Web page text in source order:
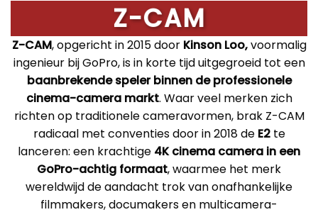
Z-CAM
Z-CAM, opgericht in 2015 door Kinson Loo,voormalig
ingenieur bij GoPro, is in korte tijd uitgegroeid tot een
baanbrekende speler binnen de professionele
cinema-camera markt. Waar veel merken zich
richten op traditionele cameravormen, brak Z-CAM
radicaal met conventies door in 2018 de E2te
lanceren: een krachtige 4K cinema camera in een
GoPro-achtig formaat, waarmee het merk
wereldwijd de aandacht trok van onafhankelijke
filmmakers, documakers en multicamera-